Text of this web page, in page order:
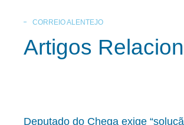
CORREIO ALENTEJO
Artigos
Deputado do Chega exige